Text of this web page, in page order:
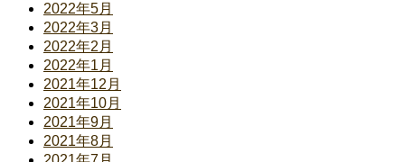
2022年5月
2022年3月
2022年2月
2022年1月
2021年12月
2021年10月
2021年9月
2021年8月